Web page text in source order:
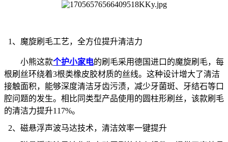
1、 魔旋刷毛工艺， 全方位提升清洁力
小熊这款个护小家电的刷毛采用德国进口 的魔旋刷毛，每
根刷丝环绕着3根类橡皮胶材质的丝线。这种设计增大了清洁
接触面积， 能够深度清洁牙齿污渍，减少牙菌斑、牙结石等口
腔问题的发生。相比同类型产品使用的圆柱形刷丝，该款刷毛
的清洁力提升117%。
2、 磁悬浮声波马达技术， 清洁效率一键提升